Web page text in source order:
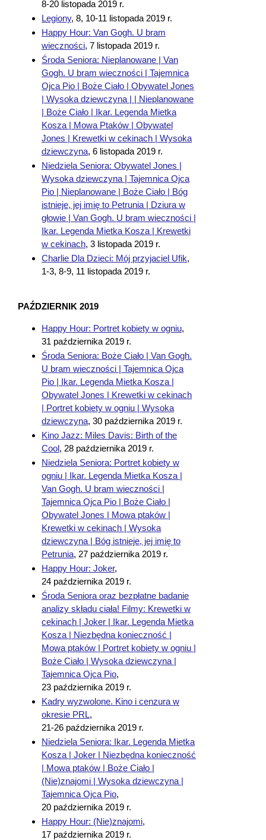
8-20 listopada 2019 r.
Legiony, 8, 10-11 listopada 2019 r.
Happy Hour: Van Gogh. U bram
wieczności, 7 listopada 2019 r.
Środa Seniora: Nieplanowane | Van
Gogh. U bram wieczności | Tajemnica
Ojca Pio | Boże Ciało | Obywatel Jones
| Wysoka dziewczyna | | Nieplanowane
| Boże Ciało | Ikar. Legenda Mietka
Kosza | Mowa Ptaków | Obywatel
Jones | Krewetki w cekinach | Wysoka
dziewczyna, 6 listopada 2019 r.
Niedziela Seniora: Obywatel Jones |
Wysoka dziewczyna | Tajemnica Ojca
Pio | Nieplanowane | Boże Ciało | Bóg
istnieje, jej imię to Petrunia | Dziura w
głowie | Van Gogh. U bram wieczności |
Ikar. Legenda Mietka Kosza | Krewetki
w cekinach, 3 listopada 2019 r.
Charlie Dla Dzieci: Mój przyjaciel Ufik,
1-3, 8-9, 11 listopada 2019 r.
PAŹDZIERNIK 2019
Happy Hour: Portret kobiety w ogniu,
31 października 2019 r.
Środa Seniora: Boże Ciało | Van Gogh.
U bram wieczności | Tajemnica Ojca
Pio | Ikar. Legenda Mietka Kosza |
Obywatel Jones | Krewetki w cekinach
| Portret kobiety w ogniu | Wysoka
dziewczyna, 30 października 2019 r.
Kino Jazz: Miles Davis: Birth of the
Cool, 28 października 2019 r.
Niedziela Seniora: Portret kobiety w
ogniu | Ikar. Legenda Mietka Kosza |
Van Gogh. U bram wieczności |
Tajemnica Ojca Pio | Boże Ciało |
Obywatel Jones | Mowa ptaków |
Krewetki w cekinach | Wysoka
dziewczyna | Bóg istnieje, jej imię to
Petrunia, 27 października 2019 r.
Happy Hour: Joker,
24 października 2019 r.
Środa Seniora oraz bezpłatne badanie
analizy składu ciała! Filmy: Krewetki w
cekinach | Joker | Ikar. Legenda Mietka
Kosza | Niezbędna konieczność |
Mowa ptaków | Portret kobiety w ogniu |
Boże Ciało | Wysoka dziewczyna |
Tajemnica Ojca Pio,
23 października 2019 r.
Kadry wyzwolone. Kino i cenzura w
okresie PRL,
21-26 października 2019 r.
Niedziela Seniora: Ikar. Legenda Mietka
Kosza | Joker | Niezbędna konieczność
| Mowa ptaków | Boże Ciało |
(Nie)znajomi | Wysoka dziewczyna |
Tajemnica Ojca Pio,
20 października 2019 r.
Happy Hour: (Nie)znajomi,
17 października 2019 r.